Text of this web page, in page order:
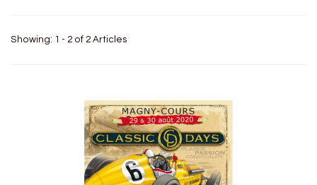
Showing: 1 - 2 of 2 Articles